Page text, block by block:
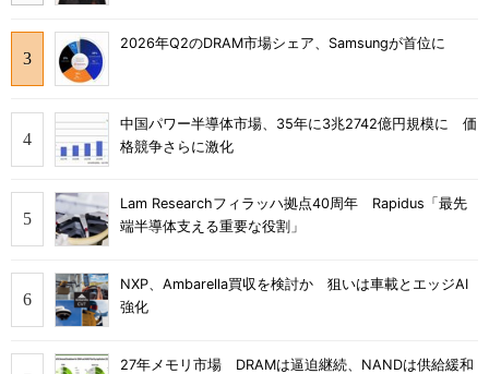
2026年Q2のDRAM市場シェア、Samsungが首位に
中国パワー半導体市場、35年に3兆2742億円規模に 価
格競争さらに激化
Lam Researchフィラッハ拠点40周年 Rapidus「最先
端半導体支える重要な役割」
NXP、Ambarella買収を検討か 狙いは車載とエッジAI
強化
27年メモリ市場 DRAMは逼迫継続、NANDは供給緩和